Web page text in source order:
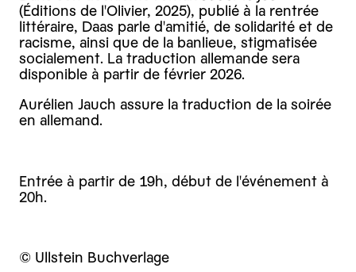
(Éditions de l'Olivier, 2025), publié à la rentrée
littéraire, Daas parle d'amitié, de solidarité et de
racisme, ainsi que de la banlieue, stigmatisée
socialement. La traduction allemande sera
disponible à partir de février 2026.
Aurélien Jauch assure la traduction de la soirée
en allemand.
Entrée à partir de 19h, début de l'événement à
20h.
© Ullstein Buchverlage